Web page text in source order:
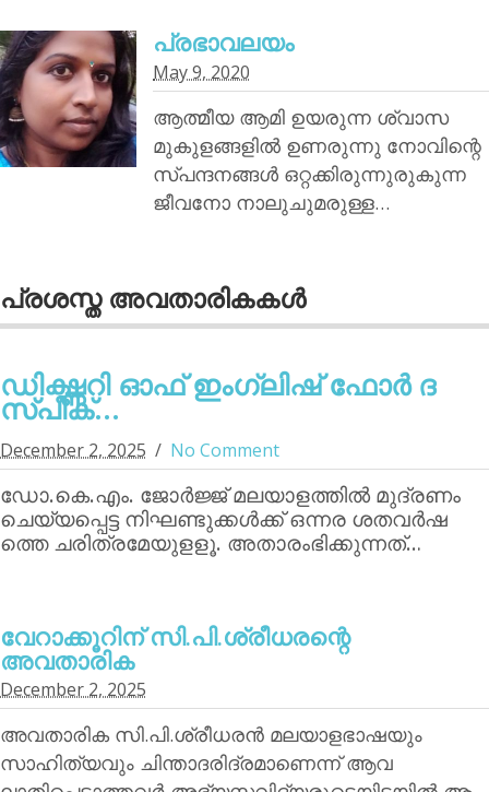
പ്രഭാവലയം
May 9, 2020
ആത്മീയ ആമി ഉയരുന്ന ശ്വാസ
മുകുളങ്ങളിൽ ഉണരുന്നു നോവിന്റെ
സ്പന്ദനങ്ങൾ ഒറ്റക്കിരുന്നുരുകുന്ന
ജീവനോ നാലുചുമരുള്ള…
പ്രശസ്ത അവതാരികകള്‍
ഡിക്ഷ്ണറി ഓഫ് ഇംഗ്ലിഷ് ഫോര്‍ ദ
സ്പീക്...
December 2, 2025 No Comment
ഡോ.കെ.എം. ജോര്‍ജ്ജ് മലയാളത്തില്‍ മുദ്രണം
ചെയ്യപ്പെട്ട നിഘണ്ടുക്കള്‍ക്ക് ഒന്നര ശതവര്‍ഷ
ത്തെ ചരിത്രമേയുളളൂ. അതാരംഭിക്കുന്നത്…
വേറാക്കൂറിന്‌ സി.പി.ശ്രീധരന്റെ
അവതാരിക
December 2, 2025
അവതാരിക സി.പി.ശ്രീധരന്‍ മലയാളഭാഷയും
സാഹിത്യവും ചിന്താദരിദ്രമാണെന്ന് ആവ